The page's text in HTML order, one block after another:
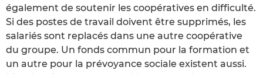
également de soutenir les coopératives en difficulté.
Si des postes de travail doivent être supprimés, les
salariés sont replacés dans une autre coopérative
du groupe. Un fonds commun pour la formation et
un autre pour la prévoyance sociale existent aussi.